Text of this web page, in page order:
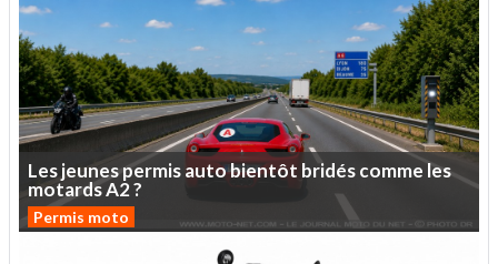
Lesjeunespermisautobientôt bridéscommeles
motardsA2?
Permis moto